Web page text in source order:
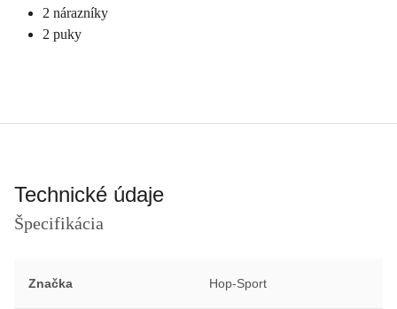
2 nárazníky
2 puky
Technické údaje
Špecifikácia
Značka Hop-Sport